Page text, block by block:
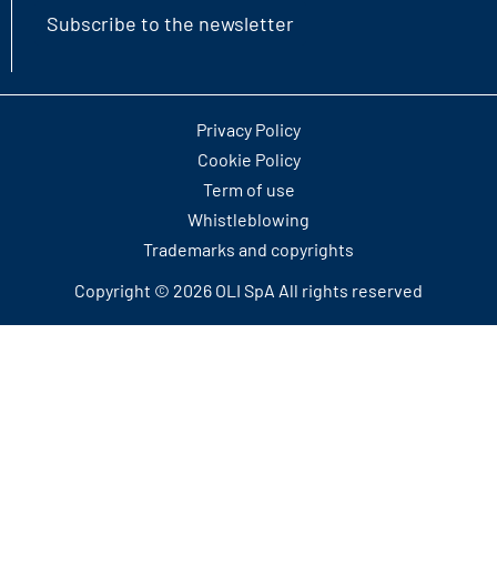
Subscribe to the newsletter
Privacy Policy
Cookie Policy
Term of use
Whistleblowing
Trademarks and copyrights
Copyright © 2026 OLI SpA All rights reserved